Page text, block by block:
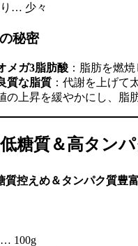
… 少々
秘密
メガ3脂肪酸 ：脂肪を燃
質な脂質 ：代謝を上げて
の上昇を緩やかにし、脂
低糖質＆高タン
質控えめ＆タンパク質豊
100g